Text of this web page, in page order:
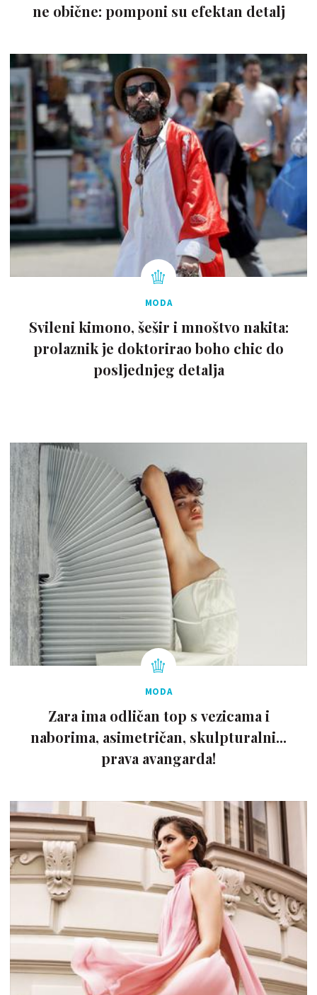
ne obične: pomponi su efektan detalj
MODA
Svileni kimono, šešir i mnoštvo nakita:
prolaznik je doktorirao boho chic do
posljednjeg detalja
MODA
Zara ima odličan top s vezicama i
naborima, asimetričan, skulpturalni...
prava avangarda!